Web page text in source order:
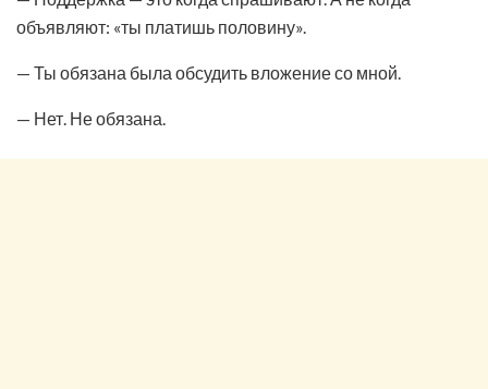
объявляют: «ты платишь половину».
— Ты обязана была обсудить вложение со мной.
— Нет. Не обязана.